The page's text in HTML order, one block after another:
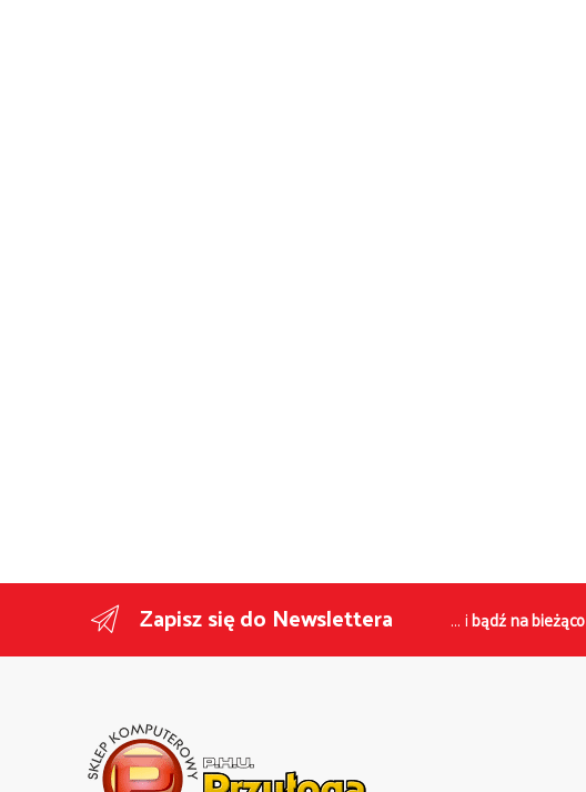
Zapisz się do Newslettera ... ibądź na bieżąco